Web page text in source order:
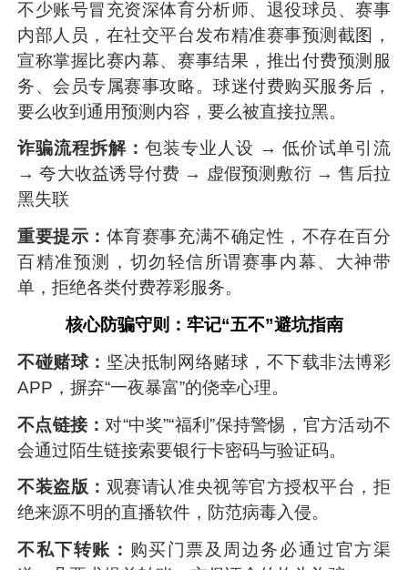
不少账号冒充资深体育分析师、退役球员、赛事
内部人员，在社交平台发布精准赛事预测截图，
宣称掌握比赛内幕、赛事结果，推出付费预测服
务、会员专属赛事攻略。球迷付费购买服务后，
要么收到通用预测内容，要么被直接拉黑。
诈骗流程拆解：包装专业人设 → 低价试单引流
→ 夸大收益诱导付费 → 虚假预测敷衍 → 售后拉
黑失联
重要提示： 体育赛事充满不确定性，不存在百分
百精准预测，切勿轻信所谓赛事内幕、大神带
单，拒绝各类付费荐彩服务。
核心防骗守则：牢记“五不”避坑指南
不碰赌球： 坚决抵制网络赌球，不下载非法博彩
APP，摒弃“一夜暴富”的侥幸心理。
不点链接： 对“中奖”“福利”保持警惕，官方活动不
会通过陌生链接索要银行卡密码与验证码。
不装盗版： 观赛请认准央视等官方授权平台，拒
绝来源不明的直播软件，防范病毒入侵。
不私下转账： 购买门票及周边务必通过官方渠